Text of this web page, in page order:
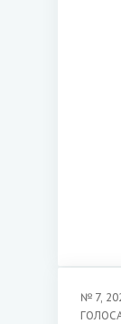
№ 7,